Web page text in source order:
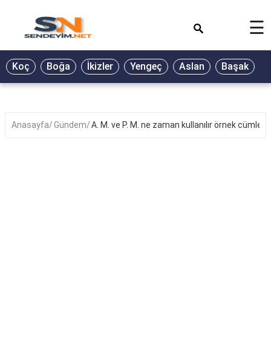
BİYOGRAFİ
GALERİ
☰
Koç Boğa İkizler Yengeç Aslan Başak
Anasayfa Gündem A. M. ve P. M. ne zaman kullanılır örnek